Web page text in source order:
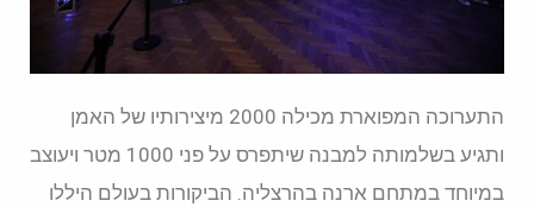
התערוכה המפוארת מכילה 2000 מיצירותיו של האמן
ותגיע בשלמותה למבנה שיתפרס על פני 1000 מטר ויעוצב
במיוחד במתחם ארנה בהרצליה. הביקורות בעולם היללו